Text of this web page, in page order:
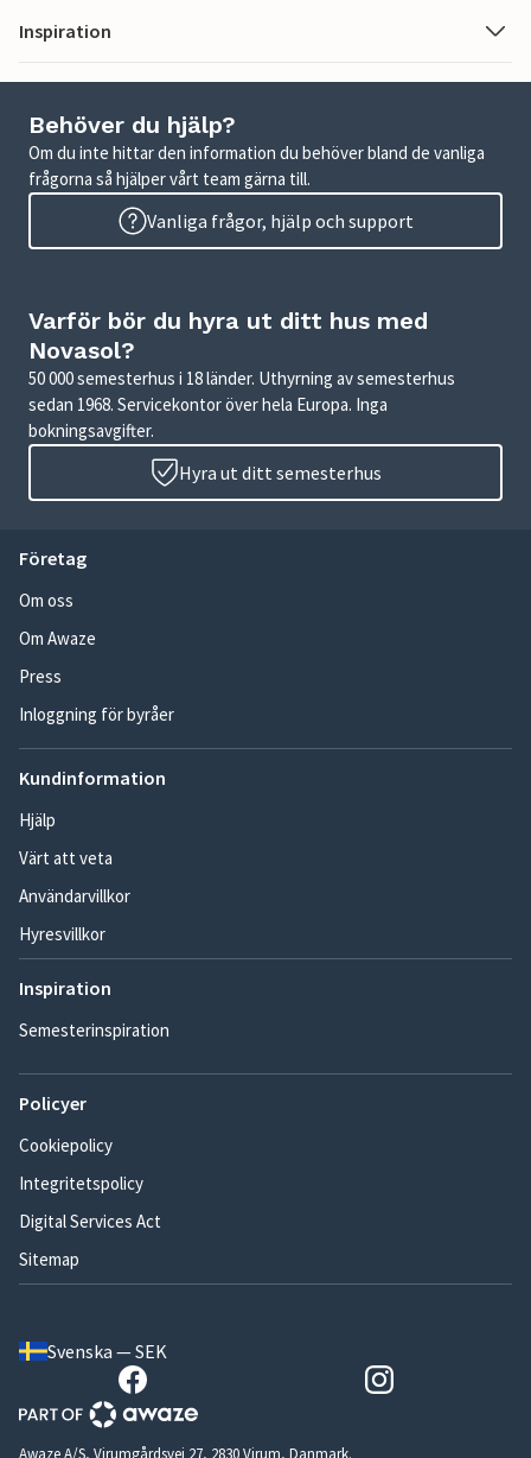
Inspiration
Behöver du hjälp?
Om du inte hittar den information du behöver bland de vanliga
frågorna så hjälper vårt team gärna till.
Vanliga frågor, hjälp och support
Varför bör du hyra ut ditt hus med
Novasol?
50 000 semesterhus i 18 länder. Uthyrning av semesterhus
sedan 1968. Servicekontor över hela Europa. Inga
bokningsavgifter.
Hyra ut ditt semesterhus
Företag
Om oss
Om Awaze
Press
Inloggning för byråer
Kundinformation
Hjälp
Värt att veta
Användarvillkor
Hyresvillkor
Inspiration
Semesterinspiration
Policyer
Cookiepolicy
Integritetspolicy
Digital Services Act
Sitemap
Svenska — SEK